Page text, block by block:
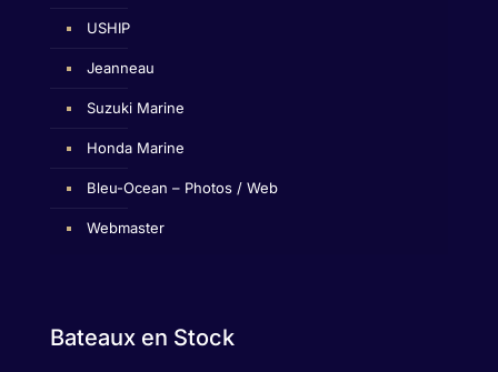
USHIP
Jeanneau
Suzuki Marine
Honda Marine
Bleu-Ocean – Photos / Web
Webmaster
Bateaux en Stock